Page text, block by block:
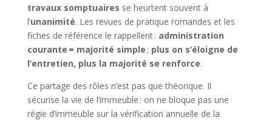
travaux somptuaires se heurtent souvent à
l’unanimité. Les revues de pratique romandes et les
fiches de référence le rappellent : administration
courante = majorité simple; plus on s’éloigne de
l’entretien, plus la majorité se renforce.
Ce partage des rôles n’est pas que théorique. Il
sécurise la vie de l’immeuble : on ne bloque pas une
régie d’immeuble sur la vérification annuelle de la